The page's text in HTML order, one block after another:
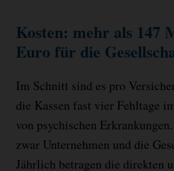
Kosten: mehr als 147
Euro für die
Im Schnitt sind es pro
die Kassen fast vier Fehltage
von psychischen
zwar Unternehmen und die
Jährlich betragen die direkten